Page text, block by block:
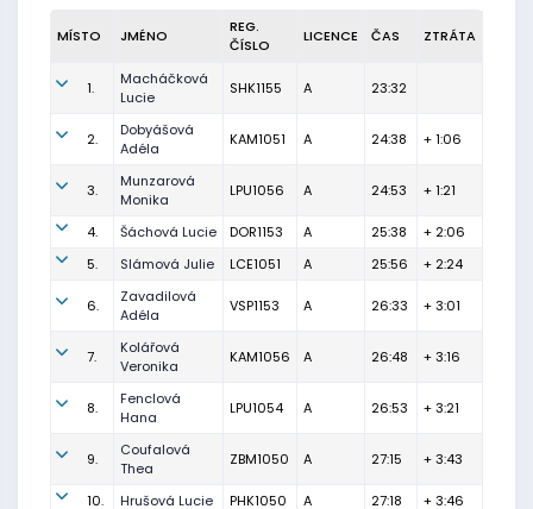
MÍSTO JMÉNO
REG.
ČÍSLO
LICENCE ČAS ZTRÁTA
1.
Macháčková
Lucie
SHK1155 A 23:32
2.
Dobyášová
Adéla
KAM1051 A 24:38 + 1:06
3.
Munzarová
Monika
LPU1056 A 24:53 + 1:21
4. Šáchová Lucie DOR1153 A 25:38
+ 2:06
5.
Slámová Julie LCE1051 A 25:56 + 2:24
6.
Zavadilová
Adéla
VSP1153 A 26:33 + 3:01
7.
Kolářová
Veronika
KAM1056 A 26:48 + 3:16
8.
Fenclová
Hana
LPU1054 A 26:53 + 3:21
9.
Coufalová
Thea
ZBM1050 A 27:15 + 3:43
10. Hrušová Lucie PHK1050 A 27:18
+ 3:46